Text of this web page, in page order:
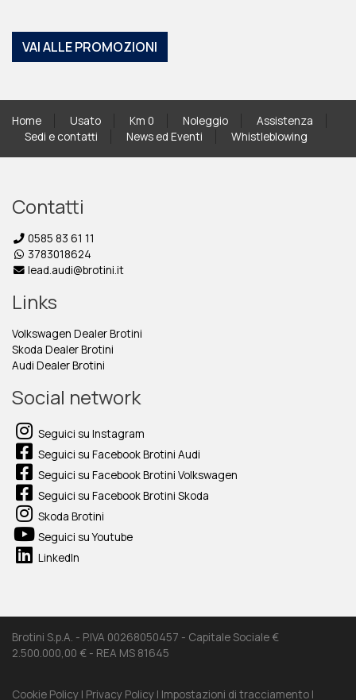
VAI ALLE PROMOZIONI
Home Usato Km 0 Noleggio
Assistenza
Sedi e contatti
News ed Eventi Whistleblowing
Contatti
0585 83 61 11
3783018624
lead.audi@brotini.it
Links
Volkswagen Dealer Brotini
Skoda Dealer Brotini
Audi Dealer Brotini
Social network
Seguici su Instagram
Seguici su Facebook Brotini Audi
Seguici su Facebook Brotini Volkswagen
Seguici su Facebook Brotini Skoda
Skoda Brotini
Seguici su Youtube
LinkedIn
Brotini S.p.A. - P.IVA 00268050457 - Capitale Sociale €
2.500.000,00 € - REA MS 81645
Cookie Policy | Privacy Policy | Impostazioni di tracciamento |